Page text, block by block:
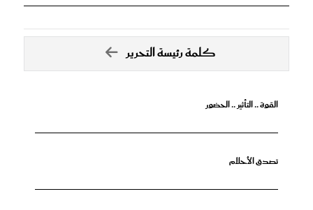
كلمة رئيسة التحرير
القوة .. التأثير .. الحضور
تصدق الأحلام